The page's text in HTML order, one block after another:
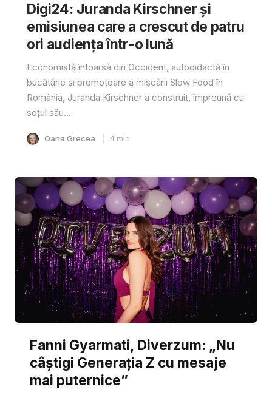
Digi24: Juranda Kirschner și
emisiunea care a crescut de patru
ori audiența într-o lună
Economistă întoarsă din Occident, autodidactă în
bucătărie și promotoare a mișcării Slow Food în
România, Juranda Kirschner a construit, împreună cu
soțul său...
Oana Grecea 4 min
Fanni Gyarmati, Diverzum: „Nu
câștigi Generația Z cu mesaje
mai puternice”